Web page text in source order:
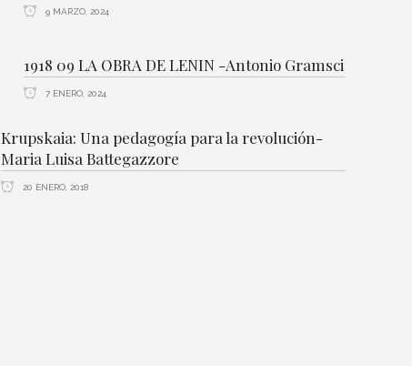
9 MARZO, 2024
1918 09 LA OBRA DE LENIN -Antonio Gramsci
7 ENERO, 2024
Krupskaia: Una pedagogía para la revolución-
Maria Luisa Battegazzore
20 ENERO, 2018